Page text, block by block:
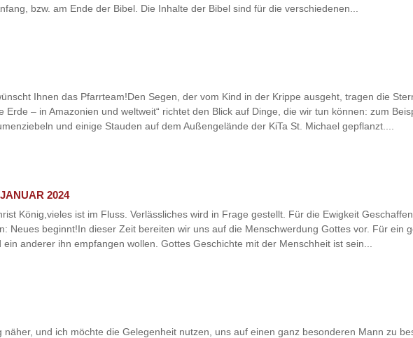
bzw. am Ende der Bibel. Die Inhalte der Bibel sind für die verschiedenen...
Ihnen das Pfarrteam!Den Segen, der vom Kind in der Krippe ausgeht, tragen die
– in Amazonien und weltweit“ richtet den Blick auf Dinge, die wir tun können: zum
und einige Stauden auf dem Außengelände der KiTa St. Michael gepflanzt....
2024
König,vieles ist im Fluss. Verlässliches wird in Frage gestellt. Für die Ewigkeit
Neues beginnt!In dieser Zeit bereiten wir uns auf die Menschwerdung Gottes vor. Für ein
anderer ihn empfangen wollen. Gottes Geschichte mit der Menschheit ist sein...
und ich möchte die Gelegenheit nutzen, uns auf einen ganz besonderen Mann zu